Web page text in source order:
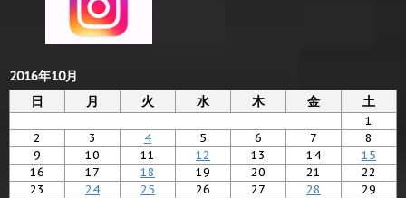
2016年10月
日
月 火 水 木 金 土
1
2
3 4 5 6 7
8
9
10 11 12 13 14
15
16
17 18 19 20 21
22
23
24 25 26 27 28
29